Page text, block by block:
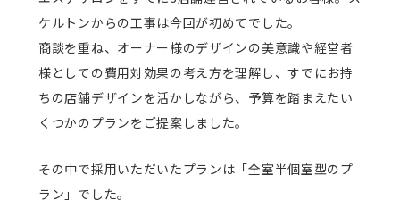
ケルトンからの工事は今回が初めてでした。
商談を重ね、オーナー様のデザインの美意識や経営者
様としての費用対効果の考え方を理解し、すでにお持
ちの店舗デザインを活かしながら、予算を踏まえたい
くつかのプランをご提案しました。
その中で採用いただいたプランは「全室半個室型のプ
ラン」でした。